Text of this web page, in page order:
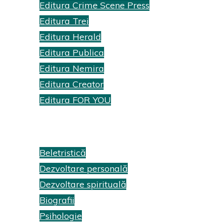
Editura Crime Scene Press
Editura Trei
Editura Herald
Editura Publica
Editura Nemira
Editura Creator
Editura FOR YOU
Beletristică
Dezvoltare personală
Dezvoltare spirituală
Biografii
Psihologie